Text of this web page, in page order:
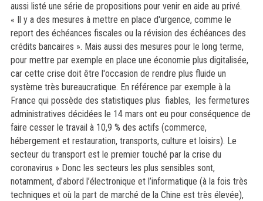
aussi listé une série de propositions pour venir en aide au privé.
« Il y a des mesures à mettre en place d'urgence, comme le
report des échéances fiscales ou la révision des échéances des
crédits bancaires ». Mais aussi des mesures pour le long terme,
pour mettre par exemple en place une économie plus digitalisée,
car cette crise doit être l'occasion de rendre plus fluide un
système très bureaucratique. En référence par exemple à la
France qui possède des statistiques plus fiables, les fermetures
administratives décidées le 14 mars ont eu pour conséquence de
faire cesser le travail à 10,9 % des actifs (commerce,
hébergement et restauration, transports, culture et loisirs). Le
secteur du transport est le premier touché par la crise du
coronavirus » Donc les secteurs les plus sensibles sont,
notamment, d’abord l’électronique et l’informatique (à la fois très
techniques et où la part de marché de la Chine est très élevée),